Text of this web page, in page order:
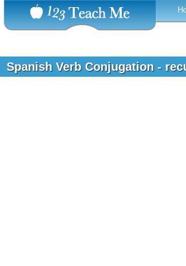
Spanish Verb Conjugation -